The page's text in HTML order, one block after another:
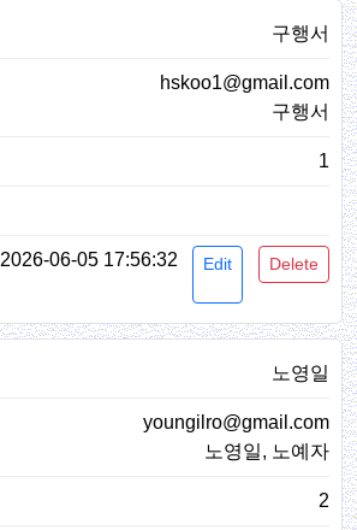
구행서
hskoo1@gmail.com
구행서
1
2026-06-05 17:56:32 Edit Delete
노영일
youngilro@gmail.com
노영일, 노예자
2